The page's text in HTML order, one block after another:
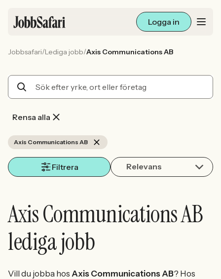
Logga in
Arbetsliv och karriär
Sök med AI
Jobbsafari/Lediga jobb/Axis Communications AB
Rensa alla
Axis Communications AB
Filtrera Relevans
Axis Communications AB
lediga jobb
Vill du jobba hos Axis Communications AB? Hos